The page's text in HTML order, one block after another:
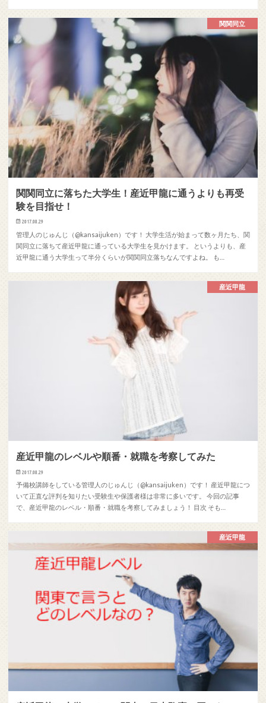
関関同立
関関同立に落ちた大学生！産近甲龍に通うよりも再受
験を目指せ！
2017.08.29
管理人のじゅんじ（@kansaijuken）です！ 大学生活が始まって数ヶ月たち、関
関同立に落ちて産近甲龍に通っている大学生を見かけます。 というよりも、産
近甲龍に通う大学生って半分くらいが関関同立落ちなんですよね。 も…
産近甲龍
産近甲龍のレベルや順番・就職を考察してみた
2017.08.29
予備校講師をしている管理人のじゅんじ（@kansaijuken）です！ 産近甲龍につ
いて正直な評判を知りたい受験生や保護者様は非常に多いです。 今回の記事
で、産近甲龍のレベル・順番・就職を考察してみましょう！ 目次 そも…
産近甲龍